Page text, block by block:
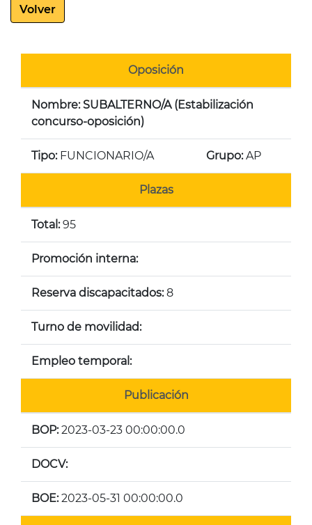
Volver
Oposición
Nombre: SUBALTERNO/A (Estabilización
concurso-oposición)
Tipo:FUNCIONARIO/A Grupo:AP
Plazas
Total:95
Promoción interna:
Reserva discapacitados:8
Turno de movilidad:
Empleo temporal:
Publicación
BOP:2023-03-23 00:00:00.0
DOCV:
BOE:2023-05-31 00:00:00.0